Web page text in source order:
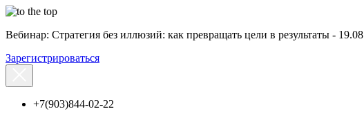
Вебинар: Стратегия без иллюзий: как превращать цели в результаты - 19.08
Зарегистрироваться
+7(903)844-02-22